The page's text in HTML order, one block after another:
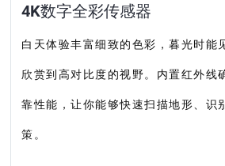
4K数字全彩传感器
白天体验丰富细致的色彩，暮光时能
欣赏到高对比度的视野。内置红外线
靠性能，让你能够快速扫描地形、识
策。